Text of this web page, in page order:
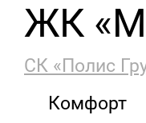
ЖК
СК «Полис
Комфорт